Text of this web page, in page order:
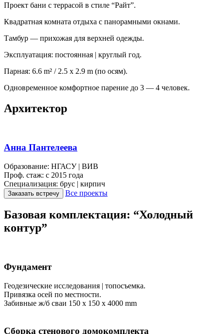
Проект бани с террасой в стиле “Райт”.
Квадратная комната отдыха с панорамными окнами.
Тамбур — прихожая для верхней одежды.
Эксплуатация: постоянная | круглый год.
Парная: 6.6 m² / 2.5 х 2.9 m (по осям).
Одновременное комфортное парение до 3 — 4 человек.
Архитектор
Анна Пантелеева
Образование: НГАСУ | ВИВ
Проф. стаж: с 2015 года
Специализация: брус | кирпич
Заказать встречу Все проекты
Базовая комплектация: “Холодный
контур”
Фундамент
Геодезические исследования | топосъемка.
Привязка осей по местности.
Забивные ж/б сваи 150 х 150 х 4000 mm
Сборка стенового домокомплекта